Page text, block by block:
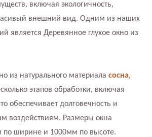
включая экологичность,
внешний вид. Одним из наших
является Деревянное глухое окно из
из натурального материала сосна,
этапов обработки, включая
обеспечивает долговечность и
воздействиям. Размеры окна
по ширине и 1000мм по высоте.